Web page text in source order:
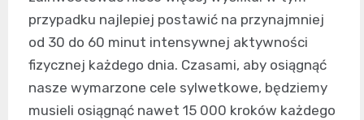
przypadku najlepiej postawić na przynajmniej
od 30 do 60 minut intensywnej aktywności
fizycznej każdego dnia. Czasami, aby osiągnąć
nasze wymarzone cele sylwetkowe, będziemy
musieli osiągnąć nawet 15 000 kroków każdego